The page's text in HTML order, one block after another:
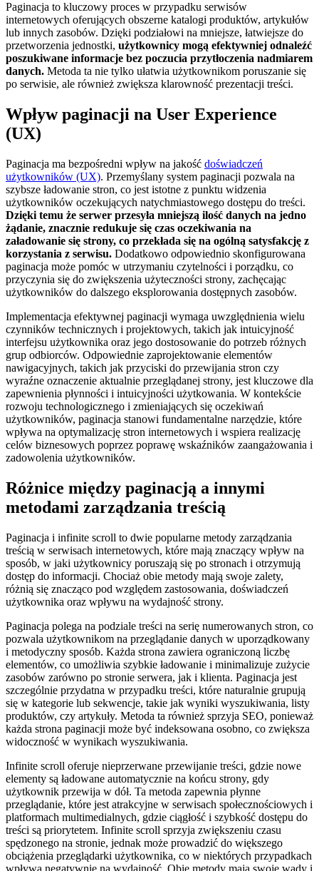
Paginacja to kluczowy proces w przypadku serwisów
internetowych oferujących obszerne katalogi produktów, artykułów
lub innych zasobów. Dzięki podziałowi na mniejsze, łatwiejsze do
przetworzenia jednostki, użytkownicy mogą efektywniej odnaleźć
poszukiwane informacje bez poczucia przytłoczenia nadmiarem
danych. Metoda ta nie tylko ułatwia użytkownikom poruszanie się
po serwisie, ale również zwiększa klarowność prezentacji treści.
Wpływ paginacji na User Experience
(UX)
Paginacja ma bezpośredni wpływ na jakość doświadczeń
użytkowników (UX). Przemyślany system paginacji pozwala na
szybsze ładowanie stron, co jest istotne z punktu widzenia
użytkowników oczekujących natychmiastowego dostępu do treści.
Dzięki temu że serwer przesyła mniejszą ilość danych na jedno
żądanie, znacznie redukuje się czas oczekiwania na
załadowanie się strony, co przekłada się na ogólną satysfakcję z
korzystania z serwisu. Dodatkowo odpowiednio skonfigurowana
paginacja może pomóc w utrzymaniu czytelności i porządku, co
przyczynia się do zwiększenia użyteczności strony, zachęcając
użytkowników do dalszego eksplorowania dostępnych zasobów.
Implementacja efektywnej paginacji wymaga uwzględnienia wielu
czynników technicznych i projektowych, takich jak intuicyjność
interfejsu użytkownika oraz jego dostosowanie do potrzeb różnych
grup odbiorców. Odpowiednie zaprojektowanie elementów
nawigacyjnych, takich jak przyciski do przewijania stron czy
wyraźne oznaczenie aktualnie przeglądanej strony, jest kluczowe dla
zapewnienia płynności i intuicyjności użytkowania. W kontekście
rozwoju technologicznego i zmieniających się oczekiwań
użytkowników, paginacja stanowi fundamentalne narzędzie, które
wpływa na optymalizację stron internetowych i wspiera realizację
celów biznesowych poprzez poprawę wskaźników zaangażowania i
zadowolenia użytkowników.
Różnice między paginacją a innymi
metodami zarządzania treścią
Paginacja i infinite scroll to dwie popularne metody zarządzania
treścią w serwisach internetowych, które mają znaczący wpływ na
sposób, w jaki użytkownicy poruszają się po stronach i otrzymują
dostęp do informacji. Chociaż obie metody mają swoje zalety,
różnią się znacząco pod względem zastosowania, doświadczeń
użytkownika oraz wpływu na wydajność strony.
Paginacja polega na podziale treści na serię numerowanych stron, co
pozwala użytkownikom na przeglądanie danych w uporządkowany
i metodyczny sposób. Każda strona zawiera ograniczoną liczbę
elementów, co umożliwia szybkie ładowanie i minimalizuje zużycie
zasobów zarówno po stronie serwera, jak i klienta. Paginacja jest
szczególnie przydatna w przypadku treści, które naturalnie grupują
się w kategorie lub sekwencje, takie jak wyniki wyszukiwania, listy
produktów, czy artykuły. Metoda ta również sprzyja SEO, ponieważ
każda strona paginacji może być indeksowana osobno, co zwiększa
widoczność w wynikach wyszukiwania.
Infinite scroll oferuje nieprzerwane przewijanie treści, gdzie nowe
elementy są ładowane automatycznie na końcu strony, gdy
użytkownik przewija w dół. Ta metoda zapewnia płynne
przeglądanie, które jest atrakcyjne w serwisach społecznościowych i
platformach multimedialnych, gdzie ciągłość i szybkość dostępu do
treści są priorytetem. Infinite scroll sprzyja zwiększeniu czasu
spędzonego na stronie, jednak może prowadzić do większego
obciążenia przeglądarki użytkownika, co w niektórych przypadkach
wpływa negatywnie na wydajność. Obie metody mają swoje wady i